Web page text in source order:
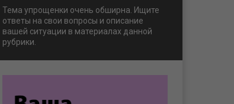
Тема упрощенки очень обширна. Ищите
ответы на свои вопросы и описание
вашей ситуации в материалах данной
рубрики.